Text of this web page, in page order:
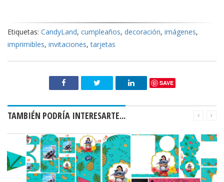
Etiquetas: CandyLand, cumpleaños, decoración, imágenes,
imprimibles, invitaciones,tarjetas
SAVE
TAMBIÉN PODRÍA INTERESARTE...